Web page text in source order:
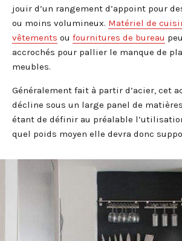
jouir d’un rangement d’appoint pour
ou moins volumineux. Matériel de
vêtements ou fournitures de bureau
accrochés pour pallier le manque de
meubles.
Généralement fait à partir d’acier, cet
décline sous un large panel de
étant de définir au préalable
quel poids moyen elle devra donc